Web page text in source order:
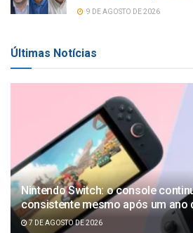
9 DE AGOSTO DE 2026
Últimas Notícias
Nintendo Switch: o console
consistente mesmo após um ano
7 DE AGOSTO DE 2026